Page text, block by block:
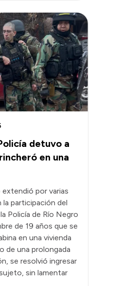
detuvo a
en una
por varias
participación del
Policía de Río Negro
de 19 años que se
en una vivienda
de una prolongada
se resolvió ingresar
sin lamentar